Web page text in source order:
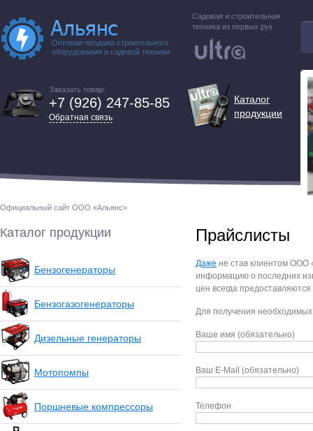
Оптовая продажа строительного
оборудования и садовой техники
Садовая и строительная
техника из первых рук
Заказать товар:
+7 (926) 247-85-85
Обратная связь
Каталог
продукции
Официальный сайт ООО «Альянс»
Каталог продукции
Бензогенераторы
Бензогазогенераторы
Дизельные генераторы
Мотопомпы
Поршневые компрессоры
Прайслисты
Даже не став клиентом ООО
информацию о последних
цен всегда
Для получения
Ваше имя (обязательно)
Ваш E-Mail (обязательно)
Телефон